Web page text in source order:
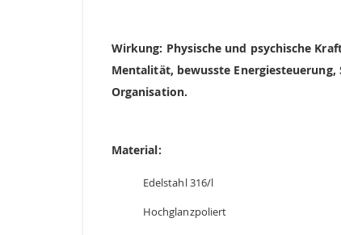
Wirkung: Physische und psychische
Mentalität, bewusste
Organisation.
Material:
Edelstahl 316/l
Hochglanzpoliert